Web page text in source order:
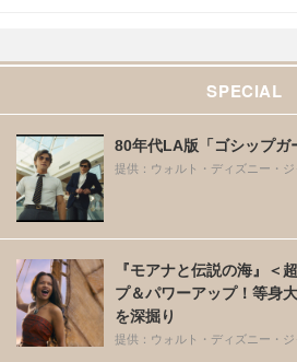
SPECIAL
80年代LA版「ゴシップガ
提供：ウォルト・ディズニー・ジ
『モアナと伝説の海』＜
プ＆パワーアップ！等身
を深掘り
提供：ウォルト・ディズニー・ジ